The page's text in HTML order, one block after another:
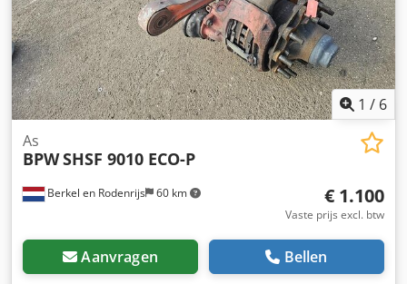
1 / 6
Berkel en Rodenrijs 60 km
As
BPWSHSF 9010 ECO-P
€ 1.100
Vaste prijs excl. btw
Aanvragen Bellen